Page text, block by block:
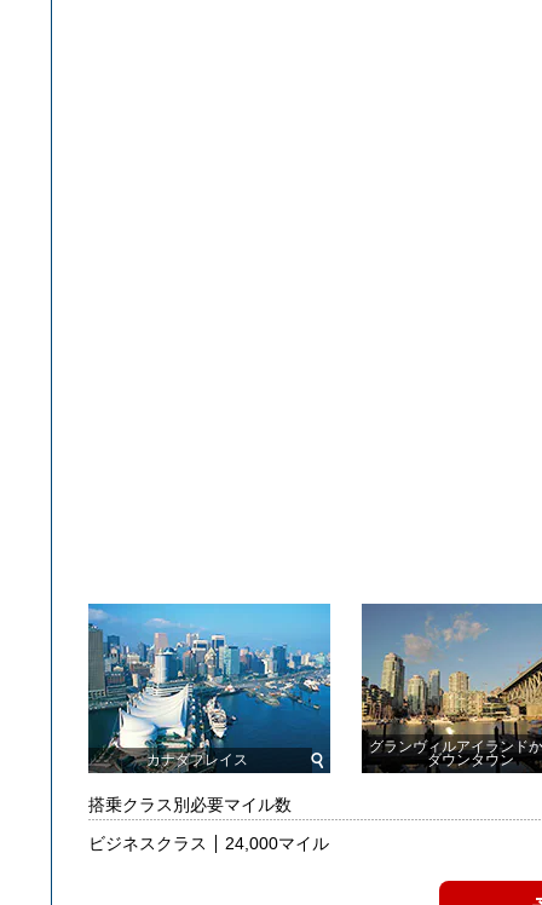
カナダプレイス
グランヴィルアイランド
ダウンタウン
搭乗クラス別必要マイル数
ビジネスクラス 24,000マイル